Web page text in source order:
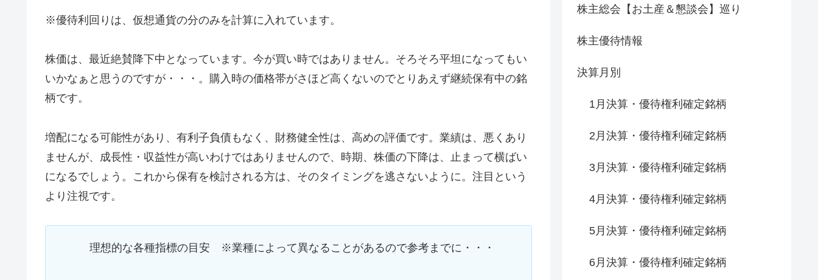
※優待利回りは、仮想通貨の分のみを計算に入れています。
株価は、最近絶賛降下中となっています。今が買い時ではありません。そろそろ平坦になってもい
いかなぁと思うのですが・・・。購入時の価格帯がさほど高くないのでとりあえず継続保有中の銘
柄です。
増配になる可能性があり、有利子負債もなく、財務健全性は、高めの評価です。業績は、悪くあり
ませんが、成長性・収益性が高いわけではありませんので、時期、株価の下降は、止まって横ばい
になるでしょう。これから保有を検討される方は、そのタイミングを逃さないように。注目という
より注視です。
理想的な各種指標の目安 ※業種によって異なることがあるので参考までに・・・
株主総会【お土産＆懇談会】巡り
株主優待情報
決算月別
1月決算・優待権利確定銘柄
2月決算・優待権利確定銘柄
3月決算・優待権利確定銘柄
4月決算・優待権利確定銘柄
5月決算・優待権利確定銘柄
6月決算・優待権利確定銘柄